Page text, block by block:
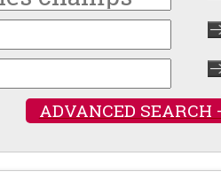
ADVANCED SEARCH